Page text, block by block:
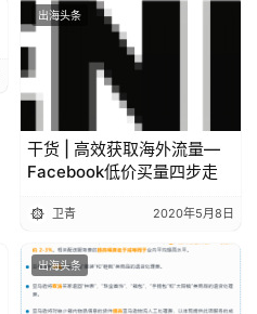
出海头条
干货 | 高效获取海外流量—
Facebook低价买量四步走
卫青 2020年5月8日
出海头条